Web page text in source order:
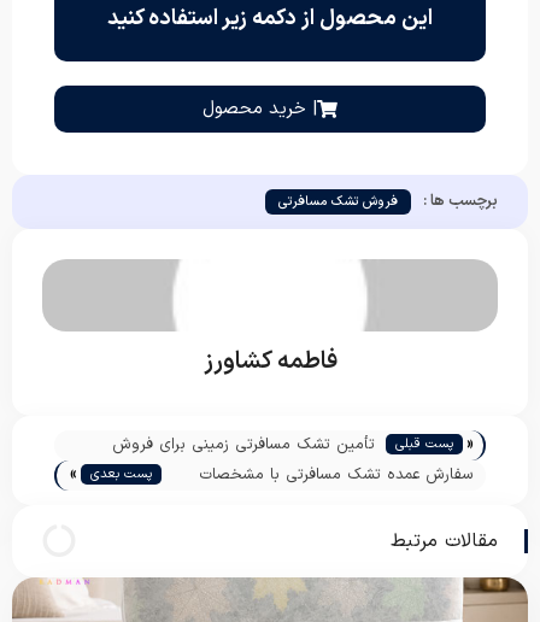
این محصول از دکمه زیر استفاده کنید
| خرید محصول
برچسب ها : فروش تشک مسافرتی
فاطمه کشاورز
« پست قبلی
تأمین تشک مسافرتی زمینی برای فروش
حجمی
سفارش عمده تشک مسافرتی با مشخصات
پست بعدی »
مقالات مرتبط